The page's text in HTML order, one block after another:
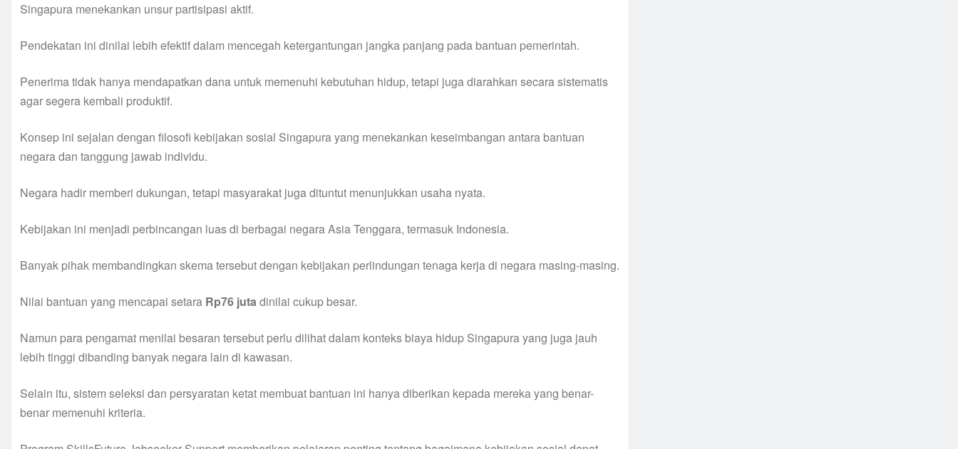
Singapura menekankan unsur partisipasi aktif.
Pendekatan ini dinilai lebih efektif dalam mencegah ketergantungan jangka panjang pada bantuan pemerintah.
Penerima tidak hanya mendapatkan dana untuk memenuhi kebutuhan hidup, tetapi juga diarahkan secara sistematis
agar segera kembali produktif.
Konsep ini sejalan dengan filosofi kebijakan sosial Singapura yang menekankan keseimbangan antara bantuan
negara dan tanggung jawab individu.
Negara hadir memberi dukungan, tetapi masyarakat juga dituntut menunjukkan usaha nyata.
Kebijakan ini menjadi perbincangan luas di berbagai negara Asia Tenggara, termasuk Indonesia.
Banyak pihak membandingkan skema tersebut dengan kebijakan perlindungan tenaga kerja di negara masing-masing.
Nilai bantuan yang mencapai setara Rp76 jutadinilai cukup besar.
Namun para pengamat menilai besaran tersebut perlu dilihat dalam konteks biaya hidup Singapura yang juga jauh
lebih tinggi dibanding banyak negara lain di kawasan.
Selain itu, sistem seleksi dan persyaratan ketat membuat bantuan ini hanya diberikan kepada mereka yang benar-
benar memenuhi kriteria.